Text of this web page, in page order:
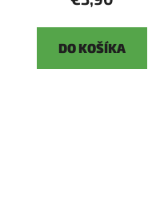
DO KOŠÍKA